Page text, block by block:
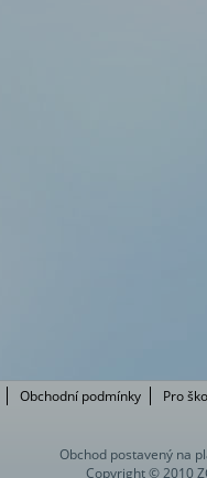
Obchodní podmínky Pro
Obchod postavený na
Copyright © 2010